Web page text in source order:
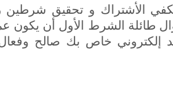
الأشتراك و تحقيق شرطين
طائلة الشرط الأول أن يكون
إلكتروني خاص بك صالح